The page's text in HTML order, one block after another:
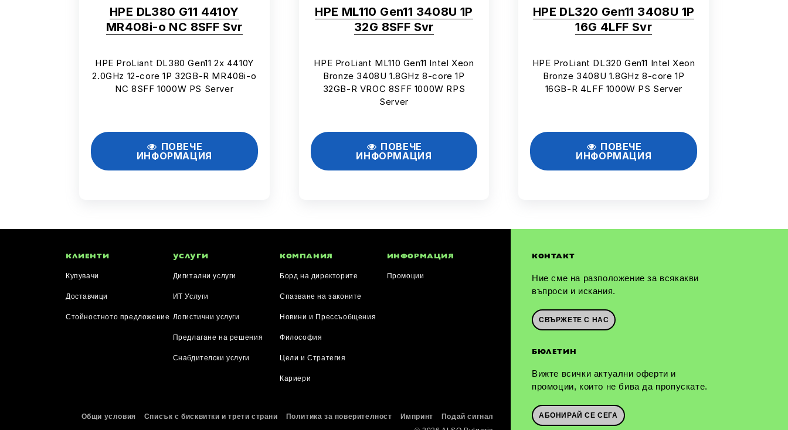
HPE DL380 G11 4410Y
MR408i-o NC 8SFF Svr
HPE ProLiant DL380 Gen11 2x 4410Y
2.0GHz 12-core 1P 32GB-R MR408i-o
NC 8SFF 1000W PS Server
ПОВЕЧЕ
ИНФОРМАЦИЯ
HPE ML110 Gen11 3408U 1P
32G 8SFF Svr
HPE ProLiant ML110 Gen11 Intel Xeon
Bronze 3408U 1.8GHz 8-core 1P
32GB-R VROC 8SFF 1000W RPS
Server
ПОВЕЧЕ
ИНФОРМАЦИЯ
HPE DL320 Gen11 3408U 1P
16G 4LFF Svr
HPE ProLiant DL320 Gen11 Intel Xeon
Bronze 3408U 1.8GHz 8-core 1P
16GB-R 4LFF 1000W PS Server
ПОВЕЧЕ
ИНФОРМАЦИЯ
КОНТАКТ
Ние сме на разположение за всякакви
въпроси и искания.
СВЪРЖЕТЕ С НАС
БЮЛЕТИН
Вижте всички актуални оферти и
промоции, които не бива да пропускате.
АБОНИРАЙ СЕ СЕГА
КЛИЕНТИ
Купувачи
Доставчици
Стойностното предложение
УСЛУГИ
Дигитални услуги
ИТ Услуги
Логистични услуги
Предлагане на решения
Снабдителски услуги
КОМПАНИЯ
Борд на директорите
Спазване на законите
Новини и Прессъобщения
Философия
Цели и Стратегия
Кариери
ИНФОРМАЦИЯ
Промоции
Общи условия Списък с бисквитки и трети страни Политика за поверителност Импринт
Подай сигнал